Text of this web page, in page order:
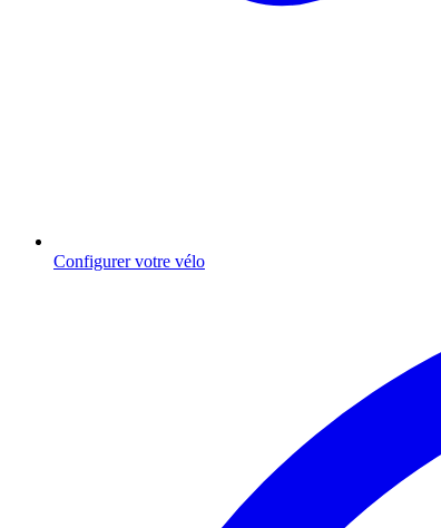
Configurer votre vélo